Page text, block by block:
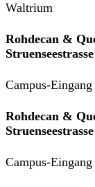
Waltrium
Rohdecan &
Campus-Eingang
Rohdecan &
Campus-Eingang